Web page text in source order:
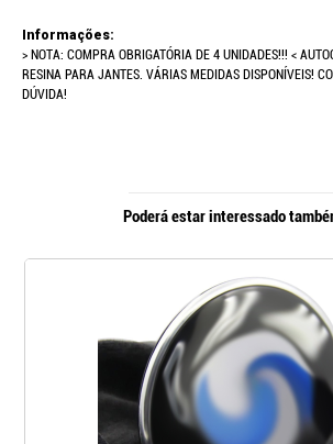
Informações:
> NOTA: COMPRA OBRIGATÓRIA DE 4 UNIDADES!!! <
RESINA PARA JANTES. VÁRIAS MEDIDAS DISPONÍVEIS!
DÚVIDA!
Poderá estar interessado